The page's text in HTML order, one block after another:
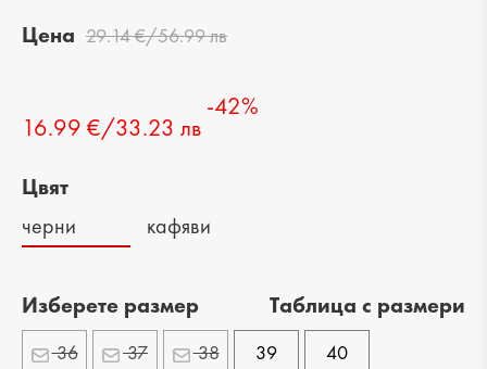
Цена 29.14 €/56.99 лв
16.99 €/33.23 лв
-42%
Цвят
черни
кафяви
Изберете размер Tаблица с размери
36 37 38 39 40